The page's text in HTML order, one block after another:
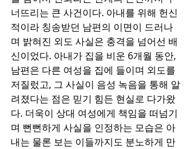
너뜨리는 큰 사건이다. 아내를 위해 헌신
적이라 칭송받던 남편의 이면이 드러나
며 밝혀진 외도 사실은 충격을 넘어선 배
신이었다. 아내가 집을 비운 6개월 동안,
남편은 다른 여성을 집에 들이며 외도를
저질렀고, 그 사실이 음성 녹음을 통해 알
려졌다는 점은 믿기 힘든 현실로 다가왔
다. 더욱이 상대 여성에게 책임을 떠넘기
며 뻔뻔하게 사실을 인정하는 모습은 아
내는 물론 보는 이들까지도 분노하게 만